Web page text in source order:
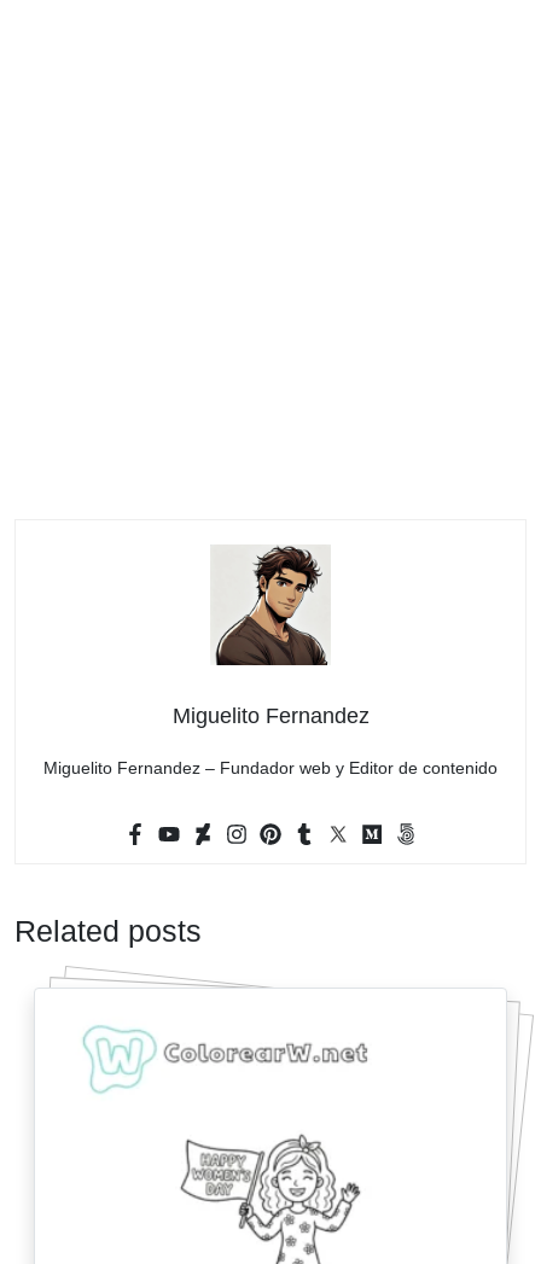
Miguelito Fernandez
Miguelito Fernandez – Fundador web y Editor de contenido
Related posts